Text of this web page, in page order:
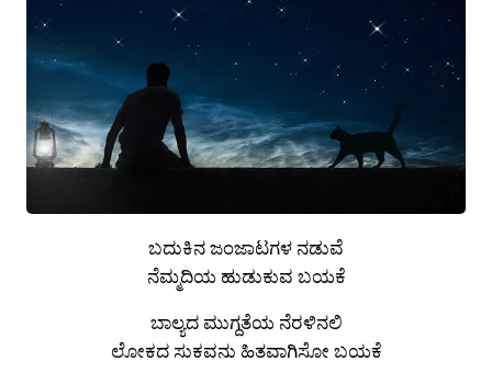
ಬದುಕಿನ ಜಂಜಾಟಗಳ ನಡುವೆ
ನೆಮ್ಮದಿಯ ಹುಡುಕುವ ಬಯಕೆ
ಬಾಲ್ಯದ ಮುಗ್ದತೆಯ ನೆರಳಿನಲಿ
ಲೋಕದ ಸುಕವನು ಹಿತವಾಗಿಸೋ ಬಯಕೆ